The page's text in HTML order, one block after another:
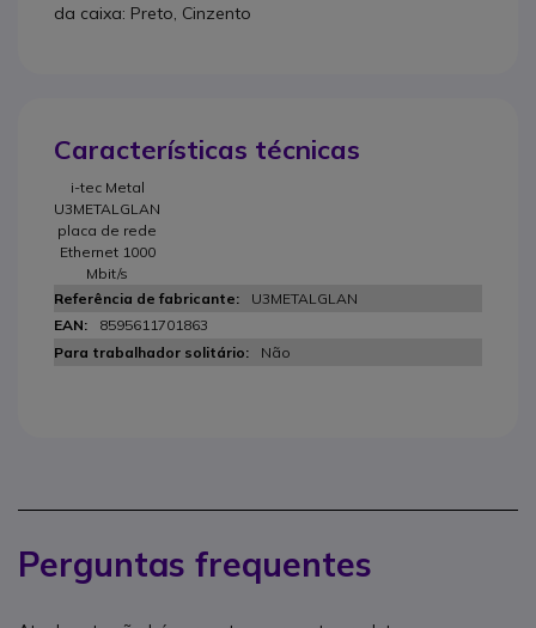
da caixa: Preto, Cinzento
Características técnicas
i-tec Metal
U3METALGLAN
placa de rede
Ethernet 1000
Mbit/s
U3METALGLAN
8595611701863
Não
Perguntas frequentes